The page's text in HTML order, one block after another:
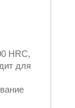
HRC,
для